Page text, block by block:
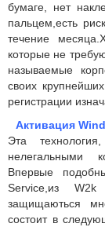
бумаге, нет
пальцем,есть
течение
которые не
называемые
своих
регистрации
Активация
Эта
нелегальными
Впервые
Service,из
защищаються
состоит в